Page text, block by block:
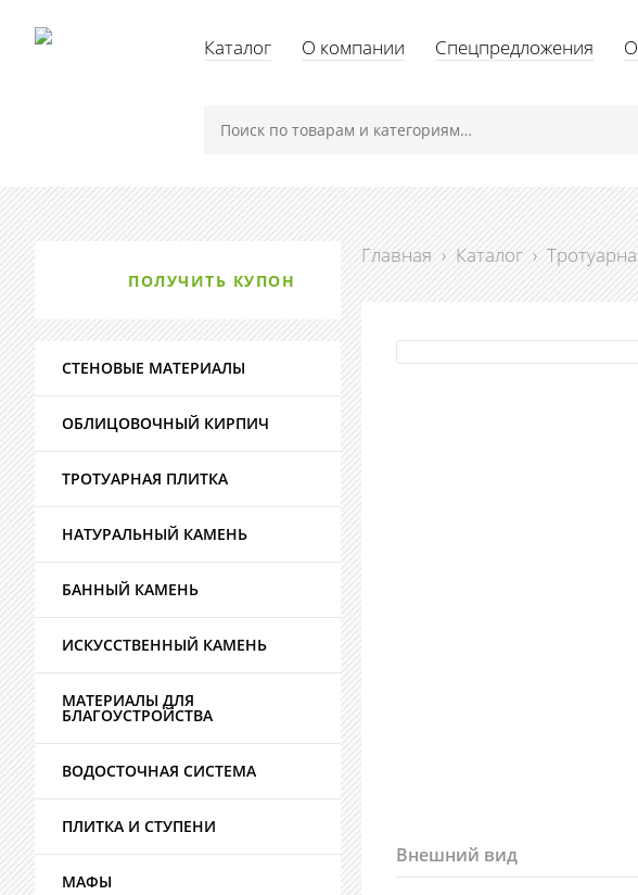
Каталог О компании Спецпредложения
Главная › Каталог ›
Внешний вид
ПОЛУЧИТЬ КУПОН
СТЕНОВЫЕ МАТЕРИАЛЫ
ОБЛИЦОВОЧНЫЙ КИРПИЧ
ТРОТУАРНАЯ ПЛИТКА
НАТУРАЛЬНЫЙ КАМЕНЬ
БАННЫЙ КАМЕНЬ
ИСКУССТВЕННЫЙ КАМЕНЬ
МАТЕРИАЛЫ ДЛЯ
БЛАГОУСТРОЙСТВА
ВОДОСТОЧНАЯ СИСТЕМА
ПЛИТКА И СТУПЕНИ
МАФЫ